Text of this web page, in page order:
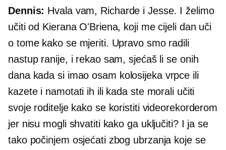
Dennis: Hvala vam, Richarde i Jesse. I želimo
učiti od Kierana O'Briena, koji me cijeli dan uči
o tome kako se mjeriti. Upravo smo radili
nastup ranije, i rekao sam, sjećaš li se onih
dana kada si imaoosam kolosijekavrpce ili
kazete i namotati ih ili kada ste morali učiti
svoje roditelje kako se koristiti videorekorderom
jer nisu mogli shvatiti kako ga uključiti? I ja se
tako počinjem osjećati zbog ubrzanja koje se